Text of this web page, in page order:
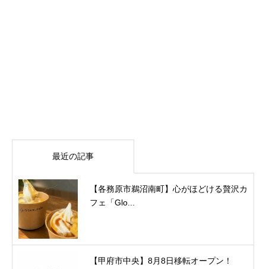
最近の記事
【各務原市鵜沼南町】心がほどける贅沢カ
フェ「Glo...
【甲府市中央】8月8日移転オープン！